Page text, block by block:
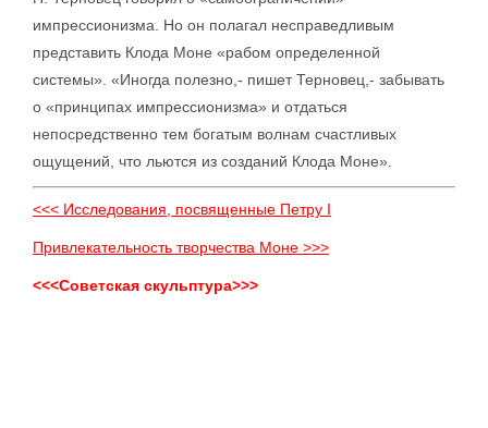
импрессионизма. Но он полагал несправедливым
представить Клода Моне «рабом определенной
системы». «Иногда полезно,- пишет Терновец,- забывать
о «принципах импрессионизма» и отдаться
непосредственно тем богатым волнам счастливых
ощущений, что льются из созданий Клода Моне».
<<< Исследования, посвященные Петру I
Привлекательность творчества Моне >>>
<<<Советская скульптура>>>